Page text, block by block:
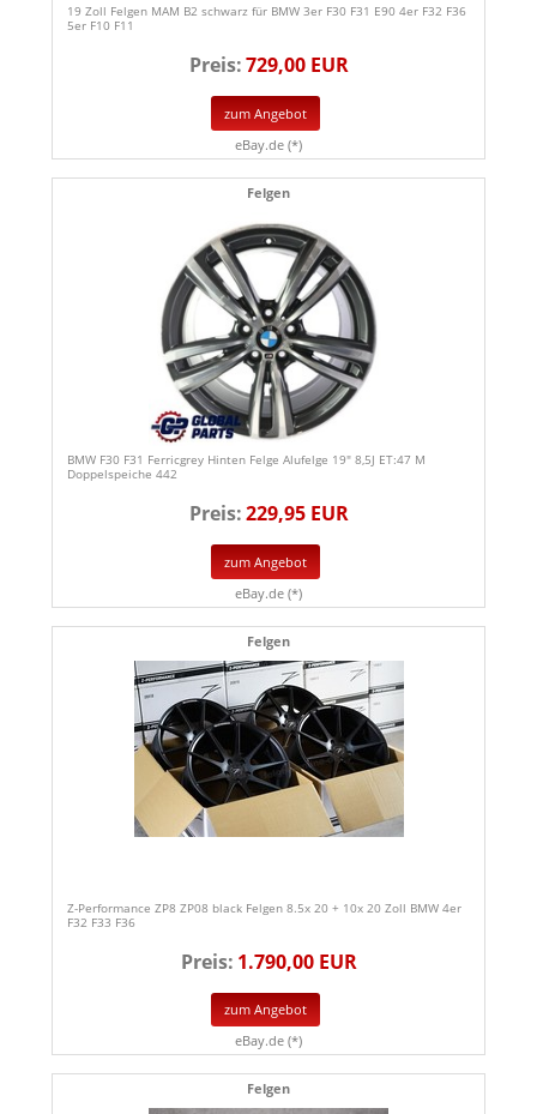
19 Zoll Felgen MAM B2 schwarz für BMW 3er F30 F31 E90 4er F32 F36
5er F10 F11
Preis:729,00 EUR
zum Angebot
eBay.de (*)
Felgen
BMW F30 F31 Ferricgrey Hinten Felge Alufelge 19" 8,5J ET:47 M
Doppelspeiche 442
Preis:229,95 EUR
zum Angebot
eBay.de (*)
Felgen
Z-Performance ZP8 ZP08 black Felgen 8.5x 20 + 10x 20 Zoll BMW 4er
F32 F33 F36
Preis: 1.790,00 EUR
zum Angebot
eBay.de (*)
Felgen